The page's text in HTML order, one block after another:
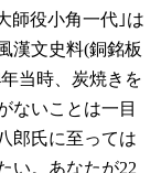
師役小角一代｣は
漢文史料(銅銘板
当時、炭焼きを
ないことは一目
郎氏に至っては
い。あなたが22